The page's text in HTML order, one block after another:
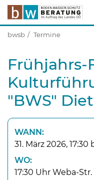
bwsb Termine
"BWS"
WANN:
31. März 2026,
WO:
17:30 Uhr Weba-